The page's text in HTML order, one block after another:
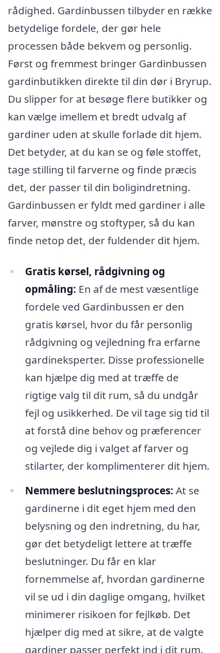
rådighed. Gardinbussen tilbyder en række
betydelige fordele, der gør hele
processen både bekvem og personlig.
Først og fremmest bringer Gardinbussen
gardinbutikken direkte til din dør i Bryrup.
Du slipper for at besøge flere butikker og
kan vælge imellem et bredt udvalg af
gardiner uden at skulle forlade dit hjem.
Det betyder, at du kan se og føle stoffet,
tage stilling til farverne og finde præcis
det, der passer til din boligindretning.
Gardinbussen er fyldt med gardiner i alle
farver, mønstre og stoftyper, så du kan
finde netop det, der fuldender dit hjem.
Gratis kørsel, rådgivning og
opmåling: En af de mest væsentlige
fordele ved Gardinbussen er den
gratis kørsel, hvor du får personlig
rådgivning og vejledning fra erfarne
gardineksperter. Disse professionelle
kan hjælpe dig med at træffe de
rigtige valg til dit rum, så du undgår
fejl og usikkerhed. De vil tage sig tid til
at forstå dine behov og præferencer
og vejlede dig i valget af farver og
stilarter, der komplimenterer dit hjem.
Nemmere beslutningsproces: At se
gardinerne i dit eget hjem med den
belysning og den indretning, du har,
gør det betydeligt lettere at træffe
beslutninger. Du får en klar
fornemmelse af, hvordan gardinerne
vil se ud i din daglige omgang, hvilket
minimerer risikoen for fejlkøb. Det
hjælper dig med at sikre, at de valgte
gardiner passer perfekt ind i dit rum.